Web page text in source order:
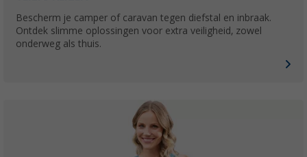
Bescherm je camper of caravan tegen diefstal en inbraak.
Ontdek slimme oplossingen voor extra veiligheid, zowel
onderweg als thuis.